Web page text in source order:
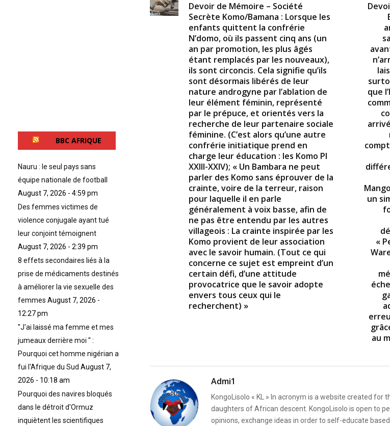
Devoir de Mémoire – Société
Secrète Komo/Bamana : Lorsque les
enfants quittent la confrérie
N’domo, où ils passent cinq ans (un
an par promotion, les plus âgés
étant remplacés par les nouveaux),
ils sont circoncis. Cela signifie qu’ils
sont désormais libérés de leur
nature androgyne par l’ablation de
leur élément féminin, représenté
par le prépuce, et orientés vers la
recherche de leur partenaire sociale
féminine. (C’est alors qu’une autre
confrérie initiatique prend en
charge leur éducation : les Komo Pl
XXIII-XXIV); « Un Bambara ne peut
parler des Komo sans éprouver de la
crainte, voire de la terreur, raison
pour laquelle il en parle
généralement à voix basse, afin de
ne pas être entendu par les autres
villageois : La crainte inspirée par les
Komo provient de leur association
avec le savoir humain. (Tout ce qui
concerne ce sujet est empreint d’un
certain défi, d’une attitude
provocatrice que le savoir adopte
envers tous ceux qui le
recherchent) »
que
un
«
au
Admi1
KongoLisolo « KL » In acronym is a website created
daughters of African descent. KongoLisolo is open to
opinions, exchange ideas in order to self-educate
BBC AFRIQUE
Nauru : le seul pays sans
équipe nationale de football
August 7, 2026 - 4:59 pm
Des femmes victimes de
violence conjugale ayant tué
leur conjoint témoignent
August 7, 2026 - 2:39 pm
8 effets secondaires liés à la
prise de médicaments destinés
à améliorer la vie sexuelle des
femmes August 7, 2026 -
12:27 pm
''J'ai laissé ma femme et mes
jumeaux derrière moi '' :
Pourquoi cet homme nigérian a
fui l'Afrique du Sud August 7,
2026 - 10:18 am
Pourquoi des navires bloqués
dans le détroit d'Ormuz
inquiètent les scientifiques